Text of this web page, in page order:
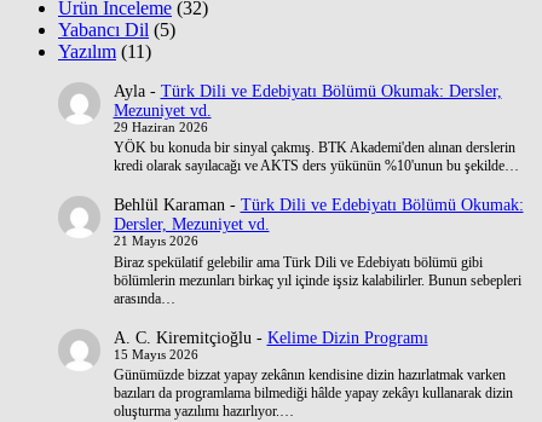
Ürün İnceleme (32)
Yabancı Dil (5)
Yazılım (11)
Ayla- Türk Dili ve Edebiyatı Bölümü Okumak: Dersler,
Mezuniyet vd.
29 Haziran 2026
YÖK bu konuda bir sinyal çakmış. BTK Akademi'den alınan derslerin
kredi olarak sayılacağı ve AKTS ders yükünün %10'unun bu şekilde…
Behlül Karaman- Türk Dili ve Edebiyatı Bölümü Okumak:
Dersler, Mezuniyet vd.
21 Mayıs 2026
Biraz spekülatif gelebilir ama Türk Dili ve Edebiyatı bölümü gibi
bölümlerin mezunları birkaç yıl içinde işsiz kalabilirler. Bunun sebepleri
arasında…
A. C. Kiremitçioğlu - Kelime Dizin Programı
15 Mayıs 2026
Günümüzde bizzat yapay zekânın kendisine dizin hazırlatmak varken
bazıları da programlama bilmediği hâlde yapay zekâyı kullanarak dizin
oluşturma yazılımı hazırlıyor.…